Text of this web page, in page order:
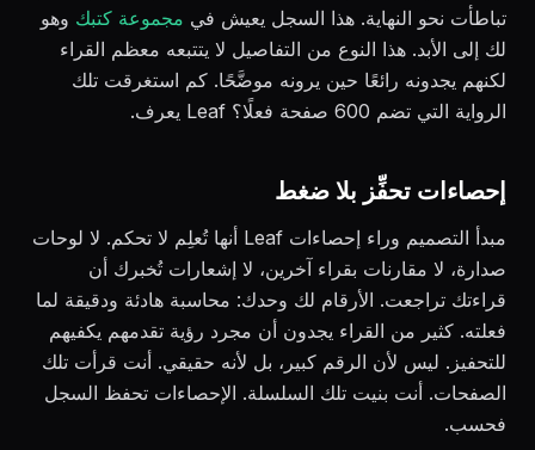
تباطأت نحو النهاية. هذا السجل يعيش في مجموعة كتبك وهو
لك إلى الأبد. هذا النوع من التفاصيل لا يتتبعه معظم القراء
لكنهم يجدونه رائعًا حين يرونه موضَّحًا. كم استغرقت تلك
الرواية التي تضم 600 صفحة فعلًا؟ Leaf يعرف.
إحصاءات تحفِّز بلا ضغط
مبدأ التصميم وراء إحصاءات Leaf أنها تُعلِم لا تحكم. لا لوحات
صدارة، لا مقارنات بقراء آخرين، لا إشعارات تُخبرك أن
قراءتك تراجعت. الأرقام لك وحدك: محاسبة هادئة ودقيقة لما
فعلته. كثير من القراء يجدون أن مجرد رؤية تقدمهم يكفيهم
للتحفيز. ليس لأن الرقم كبير، بل لأنه حقيقي. أنت قرأت تلك
الصفحات. أنت بنيت تلك السلسلة. الإحصاءات تحفظ السجل
فحسب.